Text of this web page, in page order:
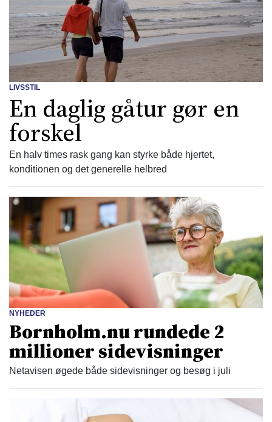
LIVSSTIL
En daglig gåtur gør en
forskel
En halv times rask gang kan styrke både hjertet,
konditionen og det generelle helbred
NYHEDER
Bornholm.nu rundede 2
millioner sidevisninger
Netavisen øgede både sidevisninger og besøg i juli